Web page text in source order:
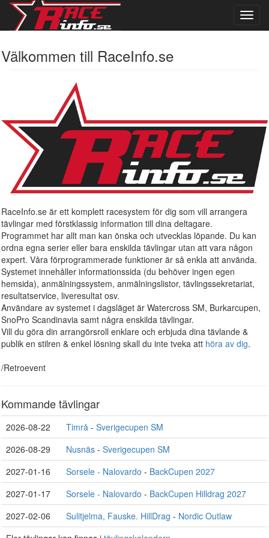
Välkommen till RaceInfo.se
RaceInfo.se är ett komplett racesystem för dig som vill arrangera
tävlingar med förstklassig information till dina deltagare.
Programmet har allt man kan önska och utvecklas löpande. Du kan
ordna egna serier eller bara enskilda tävlingar utan att vara någon
expert. Våra förprogrammerade funktioner är så enkla att använda.
Systemet innehåller informationssida (du behöver ingen egen
hemsida), anmälningssystem, anmälningslistor, tävlingssekretariat,
resultatservice, liveresultat osv.
Användare av systemet i dagsläget är Watercross SM, Burkarcupen,
SnoPro Scandinavia samt några enskilda tävlingar.
Vill du göra din arrangörsroll enklare och erbjuda dina tävlande &
publik en stilren & enkel lösning skall du inte tveka att höra av dig.
/Retroevent
Kommande tävlingar
2026-08-22 Timrå - Sverigecupen SM
2026-08-29
Nusnäs - Sverigecupen SM
2027-01-16
Sorsele - Nalovardo - BackCupen 2027
2027-01-17
Sorsele - Nalovardo - BackCupen Hilldrag 2027
2027-02-06
Sulitjelma, Fauske. HillDrag - Nordic Outlaw